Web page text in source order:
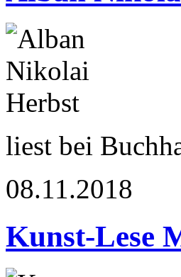
liest bei
08.11.2018
Kunst-Lese